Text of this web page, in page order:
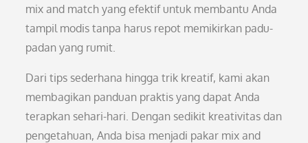
mix and match yang efektif untuk membantu Anda
tampil modis tanpa harus repot memikirkan padu-
padan yang rumit.
Dari tips sederhana hingga trik kreatif, kami akan
membagikan panduan praktis yang dapat Anda
terapkan sehari-hari. Dengan sedikit kreativitas dan
pengetahuan, Anda bisa menjadi pakar mix and